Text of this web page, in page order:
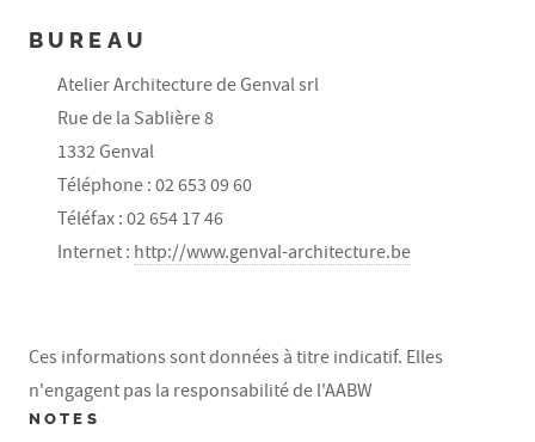
BUREAU
Atelier Architecture de Genval srl
Rue de la Sablière 8
1332 Genval
Téléphone : 02 653 09 60
Téléfax : 02 654 17 46
Internet : http://www.genval-architecture.be
NOTES
Ces informations sont données à titre indicatif. Elles
n'engagent pas la responsabilité de l'AABW